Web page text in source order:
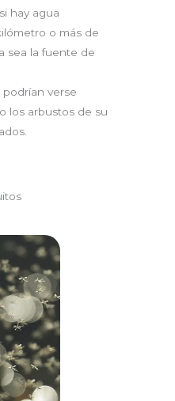
hay agua
o más de
sea la fuente de
verse
los arbustos de su